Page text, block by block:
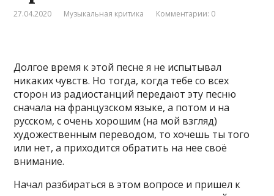
27.04.2020 Музыкальная критика Комментарии: 0
Долгое время к этой песне я не испытывал
никаких чувств. Но тогда, когда тебе со всех
сторон из радиостанций передают эту песню
сначала на французском языке, а потом и на
русском, с очень хорошим (на мой взгляд)
художественным переводом, то хочешь ты того
или нет, а приходится обратить на нее своё
внимание.
Начал разбираться в этом вопросе и пришел к